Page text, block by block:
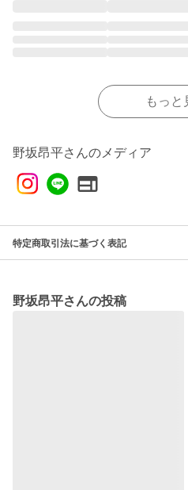
もっと
野坂昂平さんのメディア
特定商取引法に基づく表記
野坂昂平さんの投稿